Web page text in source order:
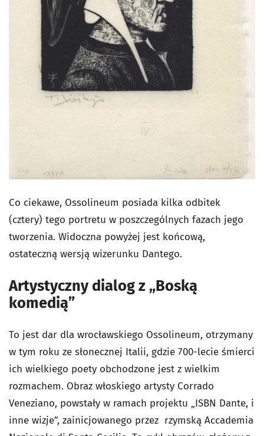
Co ciekawe, Ossolineum posiada kilka odbitek
(cztery) tego portretu w poszczególnych fazach jego
tworzenia. Widoczna powyżej jest końcową,
ostateczną wersją wizerunku Dantego.
Artystyczny dialog z „Boską
komedią”
To jest dar dla wrocławskiego Ossolineum, otrzymany
w tym roku ze słonecznej Italii, gdzie 700-lecie śmierci
ich wielkiego poety obchodzone jest z wielkim
rozmachem. Obraz włoskiego artysty Corrado
Veneziano, powstały w ramach projektu „ISBN Dante, i
inne wizje”, zainicjowanego przez rzymską Accademia